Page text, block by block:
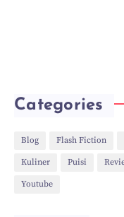
Categories
Blog Flash Fiction
Kuliner Puisi
Youtube